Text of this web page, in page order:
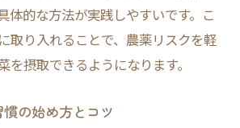
体的な方法が実践しやすいです。こ
取り入れることで、農薬リスクを軽
を摂取できるようになります。
の始め方とコツ